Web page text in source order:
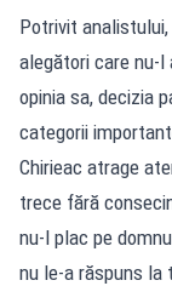
Potrivit
alegători care nu-l
opinia sa, decizia
categorii
Chirieac atrage
trece fără
nu-l plac pe
nu le-a răspuns la